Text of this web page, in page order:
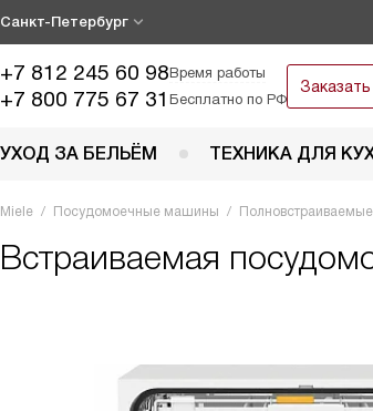
Санкт-Петербург
+7 812 245 60 98Время работы
+7 800 775 67 31 Бесплатно по РФ
УХОД ЗА БЕЛЬЁМ ТЕХНИКА ДЛЯ
Miele Посудомоечные машины
Встраиваемая